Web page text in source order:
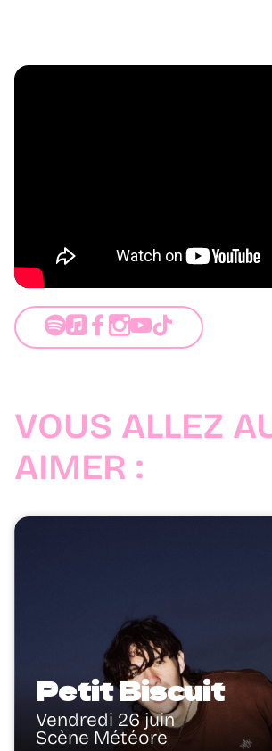
VOUS ALLEZ
AIMER :
Petit Biscuit
Vendredi 26 juin
Scène Météore